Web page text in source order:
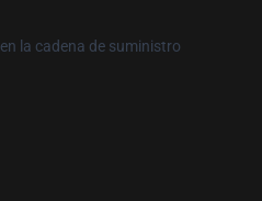
la cadena de suministro